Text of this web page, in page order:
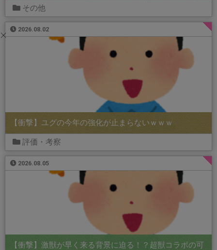
その他
2026.08.02
【衝撃】ユグの今年の強化が止まらないｗｗｗ
評価・考察
2026.08.05
【衝撃】激獣が早く来る背景に迫る！？超獣コラボの可